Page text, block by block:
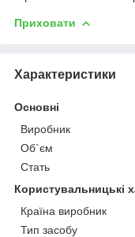
Приховати
Характеристики
Основні
Виробник
Об`єм
Стать
Користувальницькі
Країна виробник
Тип засобу